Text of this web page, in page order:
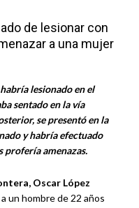
de lesionar con
a una mujer
lesionado en el
sentado en la vía
se presentó en la
y habría efectuado
profería amenazas.
Oscar López
un hombre de 22 años